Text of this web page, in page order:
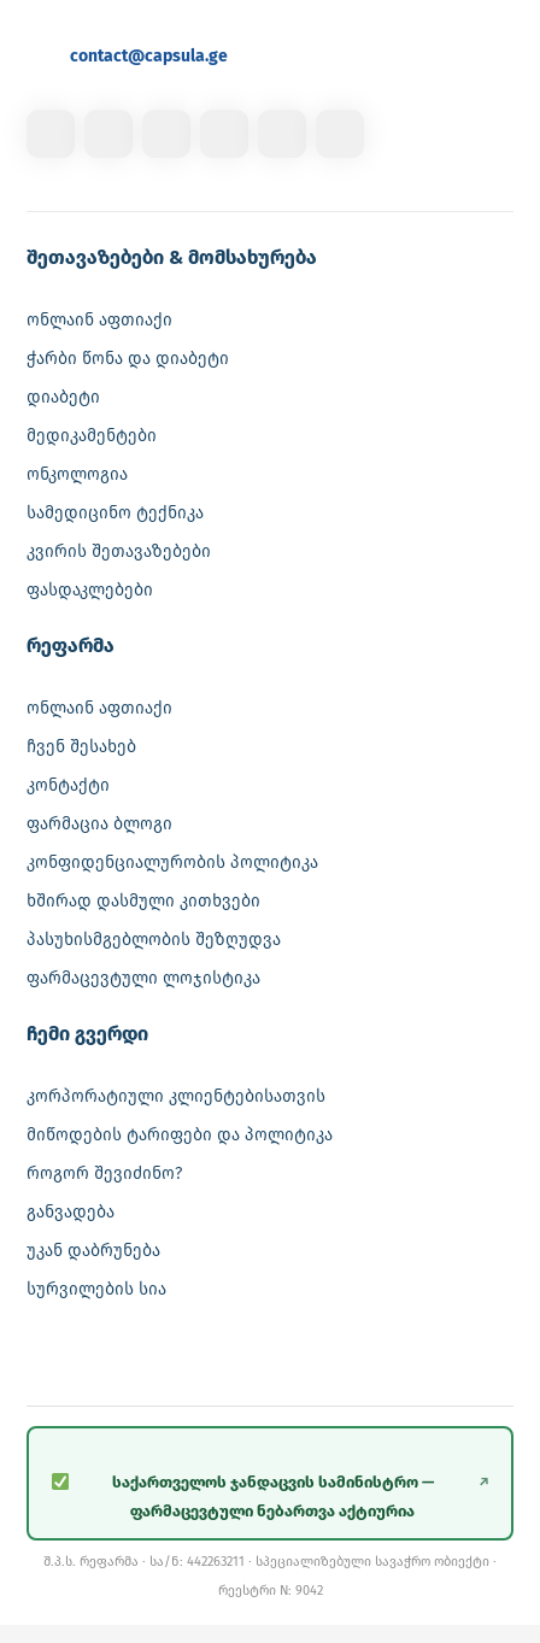
contact@capsula.ge
შეთავაზებები & მომსახურება
ონლაინ აფთიაქი
ჭარბი წონა და დიაბეტი
დიაბეტი
მედიკამენტები
ონკოლოგია
სამედიცინო ტექნიკა
კვირის შეთავაზებები
ფასდაკლებები
რეფარმა
ონლაინ აფთიაქი
ჩვენ შესახებ
კონტაქტი
ფარმაცია ბლოგი
კონფიდენციალურობის პოლიტიკა
ხშირად დასმული კითხვები
პასუხისმგებლობის შეზღუდვა
ფარმაცევტული ლოჯისტიკა
‎ჩემი გვერდი
კორპორატიული კლიენტებისათვის
მიწოდების ტარიფები და პოლიტიკა
როგორ შევიძინო?
განვადება
უკან დაბრუნება
სურვილების სია
საქართველოს ჯანდაცვის სამინისტრო —
ფარმაცევტული ნებართვა აქტიურია
↗
შ.პ.ს. რეფარმა · სა/ნ: 442263211 · სპეციალიზებული სავაჭრო ობიექტი ·
რეესტრი N: 9042